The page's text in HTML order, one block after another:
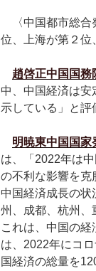
〈中国都市総合
位、上海が第２位
趙啓正中国国務
中、中国経済は安
示している」と評
明暁東中国国
は、「2022年は
の不利な影響を克
中国経済成長の
州、成都、杭州、
これは、中国の
は、2022年にコ
国経済の総量を